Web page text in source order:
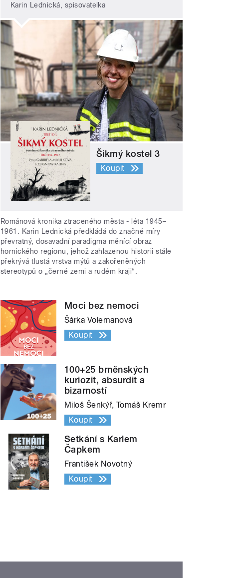
Karin Lednická, spisovatelka
Šikmý kostel 3
Koupit
Románová kronika ztraceného města - léta 1945–
1961. Karin Lednická předkládá do značné míry
převratný, dosavadní paradigma měnící obraz
hornického regionu, jehož zahlazenou historii stále
překrývá tlustá vrstva mýtů a zakořeněných
stereotypů o „černé zemi a rudém kraji“.
Moci bez nemoci
Šárka Volemanová
Koupit
100+25 brněnských
kuriozit, absurdit a
bizarností
Miloš Šenkýř, Tomáš Kremr
Koupit
Setkání s Karlem
Čapkem
František Novotný
Koupit